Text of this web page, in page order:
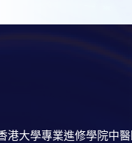
港大學專業進修學院中